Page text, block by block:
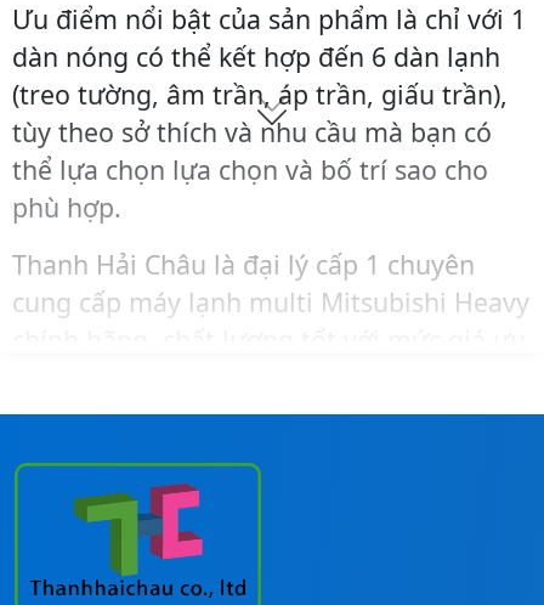
Ưu điểm nổi bật của sản phẩm là chỉ với 1
dàn nóng có thể kết hợp đến 6 dàn lạnh
(treo tường, âm trần, áp trần, giấu trần),
tùy theo sở thích và nhu cầu mà bạn có
thể lựa chọn lựa chọn và bố trí sao cho
phù hợp.
Thanh Hải Châu là đại lý cấp 1 chuyên
cung cấp máy lạnh multi Mitsubishi Heavy
đặt máy lạnh Mitsubishi Heavy trọn gói,
bạn hãy liên hệ ngay đến số
0911260247để được hỗ trợ nhanh nhất!